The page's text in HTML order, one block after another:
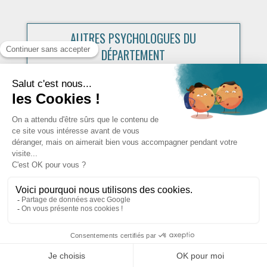
AUTRES PSYCHOLOGUES DU
DÉPARTEMENT
Designed by MecaSoft International
Copyright © 2026. Tous droits réservés
CGU